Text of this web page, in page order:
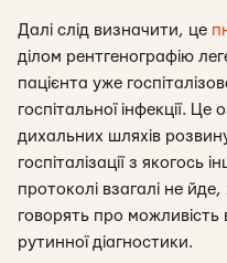
Далі слід визначити, це
ділом рентгенографію
пацієнта уже
госпітальної інфекції.
дихальних шляхів
госпіталізації з
протоколі взагалі не
говорять про
рутинної діагностики.